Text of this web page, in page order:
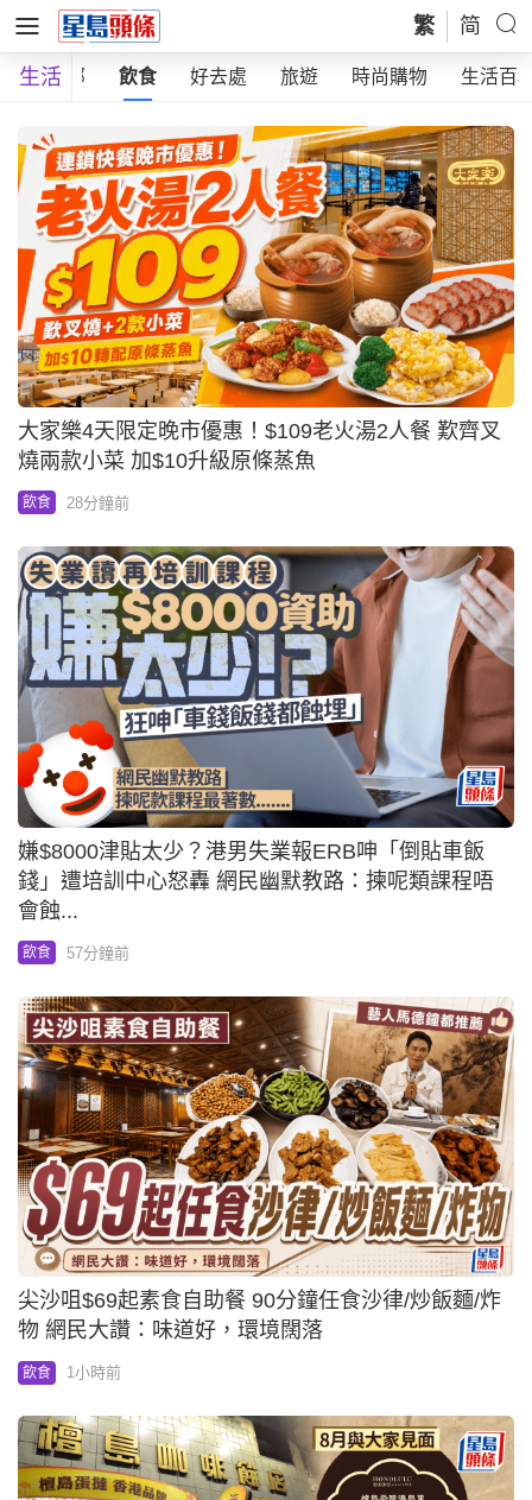
繁 简
生活全部 飲食 好去處 旅遊 時尚購物 生活百
大家樂4天限定晚市優惠！$109老火湯2人餐 歎齊叉
燒兩款小菜 加$10升級原條蒸魚
飲食 28分鐘前
嫌$8000津貼太少？港男失業報ERB呻「倒貼車飯
錢」遭培訓中心怒轟 網民幽默教路：揀呢類課程唔
會蝕...
飲食 57分鐘前
尖沙咀$69起素食自助餐 90分鐘任食沙律/炒飯麵/炸
物 網民大讚：味道好，環境闊落
飲食 1小時前